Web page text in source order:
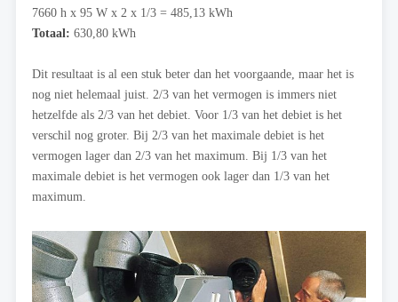
7660 h x 95 W x 2 x 1/3 = 485,13 kWh
Totaal: 630,80 kWh
Dit resultaat is al een stuk beter dan het voorgaande, maar het is
nog niet helemaal juist. 2/3 van het vermogen is immers niet
hetzelfde als 2/3 van het debiet. Voor 1/3 van het debiet is het
verschil nog groter. Bij 2/3 van het maximale debiet is het
vermogen lager dan 2/3 van het maximum. Bij 1/3 van het
maximale debiet is het vermogen ook lager dan 1/3 van het
maximum.